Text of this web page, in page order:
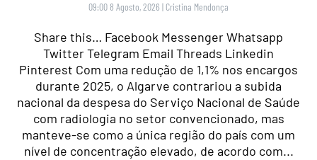
09:00 8 Agosto, 2026 | Cristina Mendonça
Share this… Facebook Messenger Whatsapp
Twitter Telegram Email Threads Linkedin
Pinterest Com uma redução de 1,1% nos encargos
durante 2025, o Algarve contrariou a subida
nacional da despesa do Serviço Nacional de Saúde
com radiologia no setor convencionado, mas
manteve-se como a única região do país com um
nível de concentração elevado, de acordo com...